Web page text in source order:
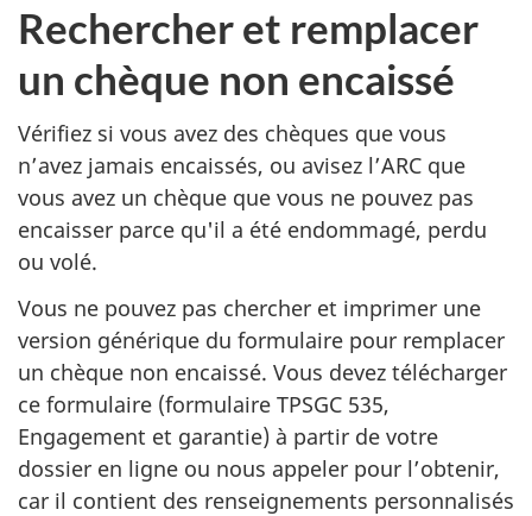
e
l
’
A
R
C
Rechercher et remplacer
un chèque non encaissé
Vérifiez si vous avez des chèques que vous
n’avez jamais encaissés, ou avisez l’ARC que
vous avez un chèque que vous ne pouvez pas
encaisser parce qu'il a été endommagé, perdu
ou volé.
Vous ne pouvez pas chercher et imprimer une
version générique du formulaire pour remplacer
un chèque non encaissé. Vous devez télécharger
ce formulaire (formulaire TPSGC 535,
Engagement et garantie) à partir de votre
dossier en ligne ou nous appeler pour l’obtenir,
car il contient des renseignements personnalisés